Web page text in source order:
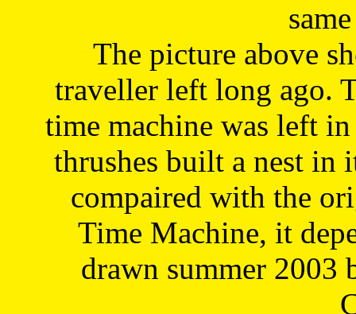
The picture above
traveller left long ago.
time machine was left
thrushes built a nest in
compaired with the
Time Machine, it
drawn summer 2003